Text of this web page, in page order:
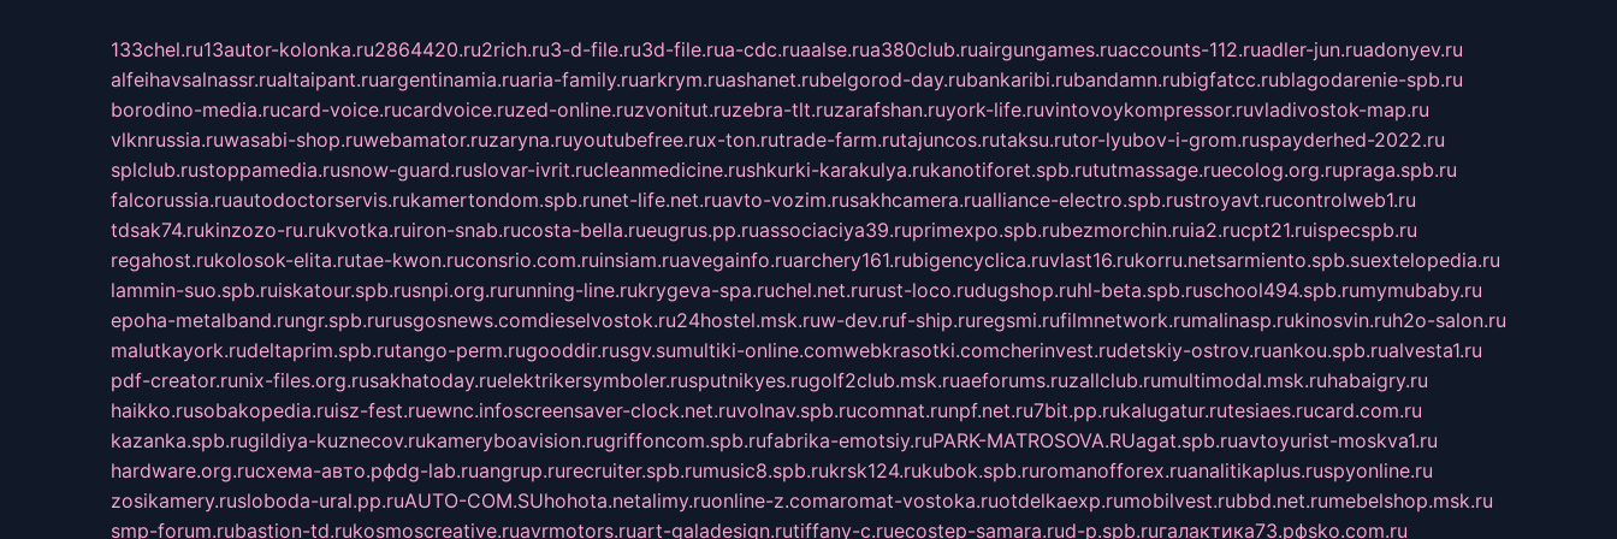
133chel.ru13autor-kolonka.ru2864420.ru2rich.ru3-d-file.ru3d-file.rua-cdc.ruaalse.rua380club.ruairgungames.ruaccounts-112.ruadler-jun.ruadonyev.ru
alfeihavsalnassr.rualtaipant.ruargentinamia.ruaria-family.ruarkrym.ruashanet.rubelgorod-day.rubankaribi.rubandamn.rubigfatcc.rublagodarenie-spb.ru
borodino-media.rucard-voice.rucardvoice.ruzed-online.ruzvonitut.ruzebra-tlt.ruzarafshan.ruyork-life.ruvintovoykompressor.ruvladivostok-map.ru
vlknrussia.ruwasabi-shop.ruwebamator.ruzaryna.ruyoutubefree.rux-ton.rutrade-farm.rutajuncos.rutaksu.rutor-lyubov-i-grom.ruspayderhed-2022.ru
splclub.rustoppamedia.rusnow-guard.ruslovar-ivrit.rucleanmedicine.rushkurki-karakulya.rukanotiforet.spb.rututmassage.ruecolog.org.rupraga.spb.ru
falcorussia.ruautodoctorservis.rukamertondom.spb.runet-life.net.ruavto-vozim.rusakhcamera.rualliance-electro.spb.rustroyavt.rucontrolweb1.ru
tdsak74.rukinzozo-ru.rukvotka.ruiron-snab.rucosta-bella.rueugrus.pp.ruassociaciya39.ruprimexpo.spb.rubezmorchin.ruia2.rucpt21.ruispecspb.ru
regahost.rukolosok-elita.rutae-kwon.ruconsrio.com.ruinsiam.ruavegainfo.ruarchery161.rubigencyclica.ruvlast16.rukorru.netsarmiento.spb.suextelopedia.ru
lammin-suo.spb.ruiskatour.spb.rusnpi.org.rurunning-line.rukrygeva-spa.ruchel.net.rurust-loco.rudugshop.ruhl-beta.spb.ruschool494.spb.rumymubaby.ru
epoha-metalband.rungr.spb.rurusgosnews.comdieselvostok.ru24hostel.msk.ruw-dev.ruf-ship.ruregsmi.rufilmnetwork.rumalinasp.rukinosvin.ruh2o-salon.ru
malutkayork.rudeltaprim.spb.rutango-perm.rugooddir.rusgv.sumultiki-online.comwebkrasotki.comcherinvest.rudetskiy-ostrov.ruankou.spb.rualvesta1.ru
pdf-creator.runix-files.org.rusakhatoday.ruelektrikersymboler.rusputnikyes.rugolf2club.msk.ruaeforums.ruzallclub.rumultimodal.msk.ruhabaigry.ru
haikko.rusobakopedia.ruisz-fest.ruewnc.infoscreensaver-clock.net.ruvolnav.spb.rucomnat.runpf.net.ru7bit.pp.rukalugatur.rutesiaes.rucard.com.ru
kazanka.spb.rugildiya-kuznecov.rukameryboavision.rugriffoncom.spb.rufabrika-emotsiy.ruPARK-MATROSOVA.RUagat.spb.ruavtoyurist-moskva1.ru
hardware.org.ruсхема-авто.рфdg-lab.ruangrup.rurecruiter.spb.rumusic8.spb.rukrsk124.rukubok.spb.ruromanofforex.ruanalitikaplus.ruspyonline.ru
zosikamery.rusloboda-ural.pp.ruAUTO-COM.SUhohota.netalimy.ruonline-z.comaromat-vostoka.ruotdelkaexp.rumobilvest.rubbd.net.rumebelshop.msk.ru
smp-forum.rubastion-td.rukosmoscreative.ruavrmotors.ruart-galadesign.rutiffany-c.ruecostep-samara.rud-p.spb.ruгалактика73.рфsko.com.ru